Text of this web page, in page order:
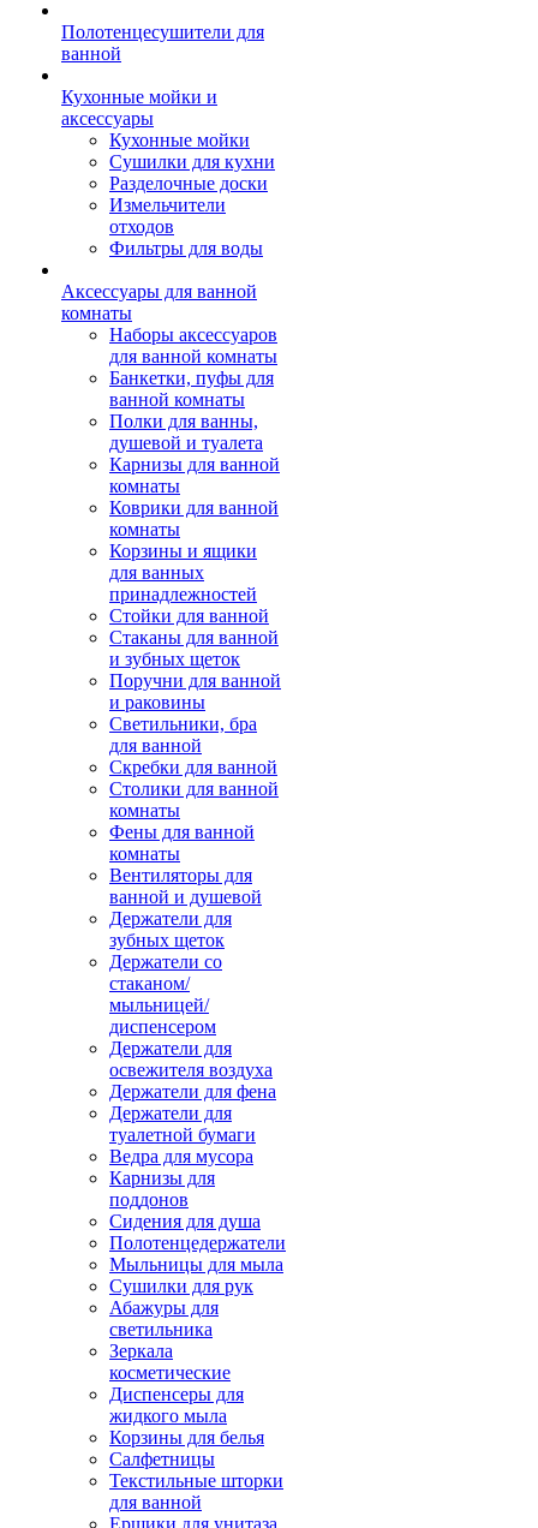
Полотенцесушители для
ванной
Кухонные мойки и
аксессуары
Кухонные мойки
Сушилки для кухни
Разделочные доски
Измельчители
отходов
Фильтры для воды
Аксессуары для ванной
комнаты
Наборы аксессуаров
для ванной комнаты
Банкетки, пуфы для
ванной комнаты
Полки для ванны,
душевой и туалета
Карнизы для ванной
комнаты
Коврики для ванной
комнаты
Корзины и ящики
для ванных
принадлежностей
Стойки для ванной
Стаканы для ванной
и зубных щеток
Поручни для ванной
и раковины
Светильники, бра
для ванной
Скребки для ванной
Столики для ванной
комнаты
Фены для ванной
комнаты
Вентиляторы для
ванной и душевой
Держатели для
зубных щеток
Держатели со
стаканом/
мыльницей/
диспенсером
Держатели для
освежителя воздуха
Держатели для фена
Держатели для
туалетной бумаги
Ведра для мусора
Карнизы для
поддонов
Сидения для душа
Полотенцедержатели
Мыльницы для мыла
Сушилки для рук
Абажуры для
светильника
Зеркала
косметические
Диспенсеры для
жидкого мыла
Корзины для белья
Салфетницы
Текстильные шторки
для ванной
Ершики для унитаза